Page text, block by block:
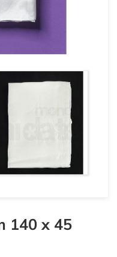
140 x 45